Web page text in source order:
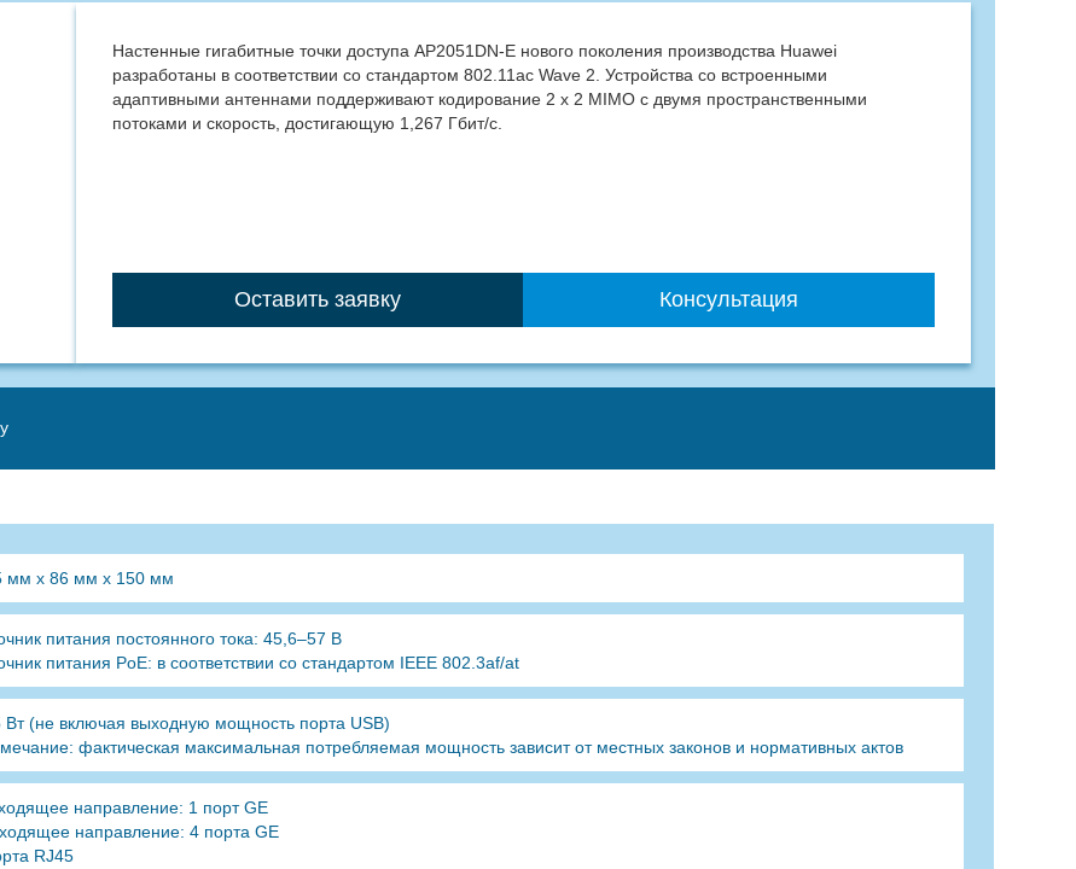
Настенные гигабитные точки доступа AP2051DN-E нового поколения производства Huawei
разработаны в соответствии со стандартом 802.11ac Wave 2. Устройства со встроенными
адаптивными антеннами поддерживают кодирование 2 x 2 MIMO с двумя пространственными
потоками и скорость, достигающую 1,267 Гбит/с.
Оставить заявку Консультация
мм x 86 мм x 150 мм
питания постоянного тока: 45,6–57 В
питания PoE: в соответствии со стандартом IEEE 802.3af/at
Вт (не включая выходную мощность порта USB)
фактическая максимальная потребляемая мощность зависит от местных законов и нормативных актов
направление: 1 порт GE
направление: 4 порта GE
RJ45